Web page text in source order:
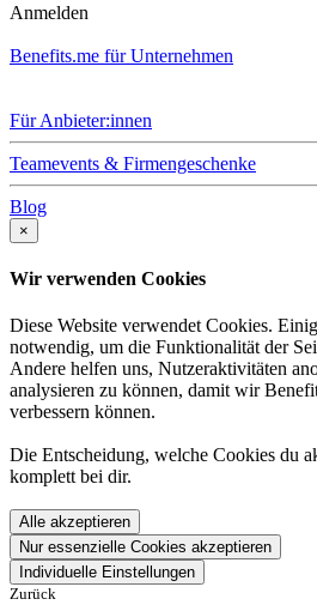
Anmelden
Benefits.me für Unternehmen
Für Anbieter:innen
Teamevents & Firmengeschenke
Blog
×
Wir verwenden Cookies
Diese Website verwendet Cookies.
notwendig, um die Funktionalität der
Andere helfen uns, Nutzeraktivitäten
analysieren zu können, damit wir
verbessern können.
Die Entscheidung, welche Cookies du
komplett bei dir.
Alle akzeptieren
Nur essenzielle Cookies akzeptieren
Individuelle Einstellungen
Zurück